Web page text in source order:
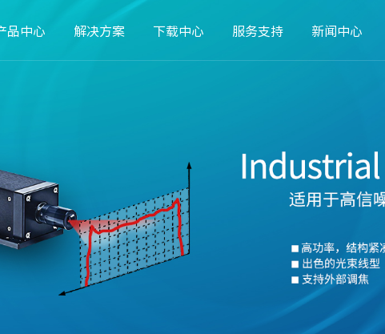
品中心 解决方案 下载中心 服务支持 新闻中心